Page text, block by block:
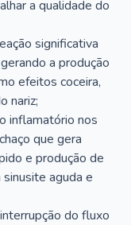
a qualidade do
significativa
a produção
efeitos coceira,
nariz;
inflamatório nos
que gera
e produção de
aguda e
do fluxo